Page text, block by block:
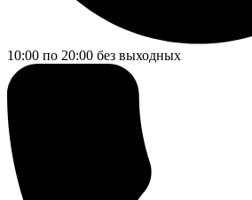
10:00 по 20:00 без выходных